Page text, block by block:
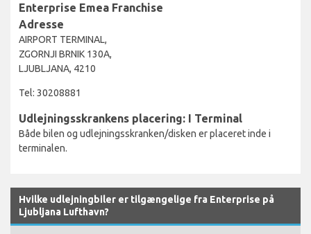
Enterprise Emea Franchise
Adresse
AIRPORT TERMINAL,
ZGORNJI BRNIK 130A,
LJUBLJANA, 4210
Tel: 30208881
Udlejningsskrankens placering: I Terminal
Både bilen og udlejningsskranken/disken er placeret inde i
terminalen.
Hvilke udlejningbiler er tilgængelige fra Enterprise på
Ljubljana Lufthavn?